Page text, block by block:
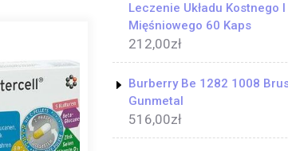
Leczenie Układu Kostnego I
Mięśniowego 60 Kaps
212,00zł
Burberry Be 1282 1008
Gunmetal
516,00zł